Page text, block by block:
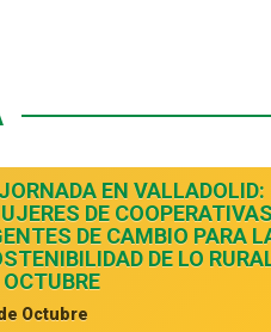
JORNADA EN VALLADOLID:
DE
DE CAMBIO PARA
DE LO
OCTUBRE
Octubre